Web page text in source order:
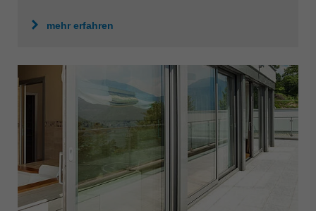
mehr erfahren